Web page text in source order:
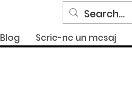
Blog Scrie-ne un mesaj